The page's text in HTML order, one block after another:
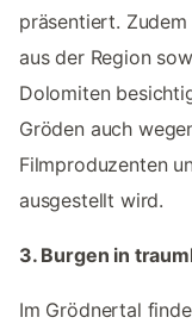
präsentiert.
aus der Region
Dolomiten
Gröden auch
Filmproduzenten
ausgestellt wird.
3. Burgen in
Im Grödnertal